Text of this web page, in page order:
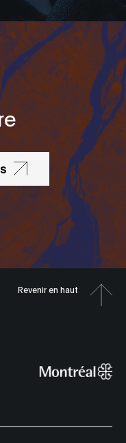
Revenir en haut